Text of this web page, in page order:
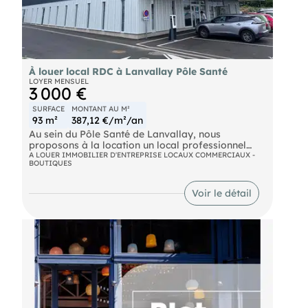
À louer local RDC à Lanvallay Pôle Santé
LOYER MENSUEL
3 000 €
SURFACE
93 m²
MONTANT AU M²
387,12 €/m²/an
Au sein du Pôle Santé de Lanvallay, nous
proposons à la location un local professionnel
situé en rez-de-chaussée, adapté aux professions
médicales, paramédicales ou activités de services.
Emplacement : Bâtiment récent et moderne,
facilement accessible Stationnement disponible
devant l'immeuble Proximité immédiate de Dinan
du local : Surface : environ 93 m² Local livré brut
de béton, permettant un aménagement
personnalisé Grandes baies vitrées apportant une
belle luminosité naturelle Réseaux et arrivées
techniques préinstallés Accessibilité PMR
conforme aux normes ERP Points forts :
Intégration au sein d'un pôle santé attractif et
dynamique Idéal pour professions libérales ou
A LOUER IMMOBILIER D'ENTREPRISE LOCAUX COMMERCIAUX -
BOUTIQUES
Voir le détail